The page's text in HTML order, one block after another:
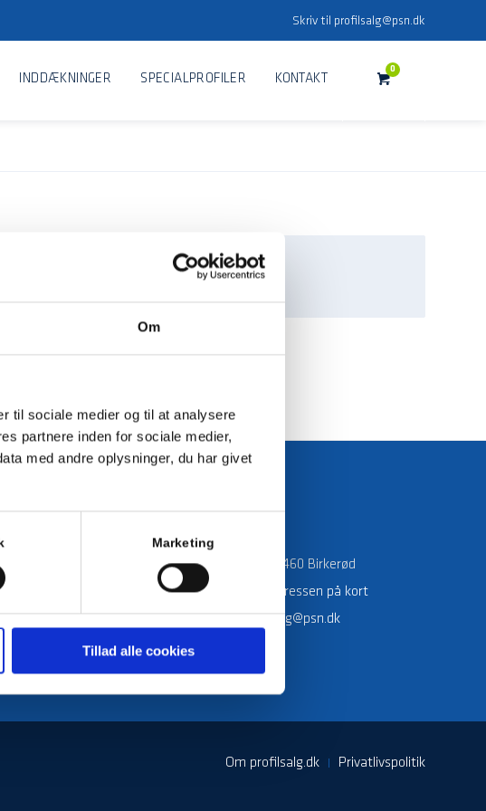
Om
til sociale medier og til at analysere
partnere inden for sociale medier,
med andre oplysninger, du har givet
Marketing
Tillad alle cookies
Skriv til profilsalg@psn.dk
INDDÆKNINGER SPECIALPROFILER KONTAKT
0
KONTAKT
Profilsalg.dk
Blokken 23C, 3460 Birkerød
Find vej:
Se adressen på kort
profilsalg@psn.dk
Om profilsalg.dk Privatlivspolitik